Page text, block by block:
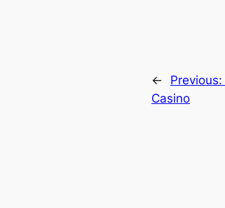
← Previous:
Casino